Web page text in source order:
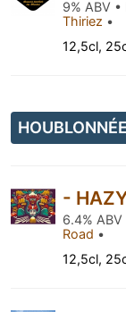
9% ABV •
Thiriez •
12,5cl,
-
6.4%
Road •
12,5cl,